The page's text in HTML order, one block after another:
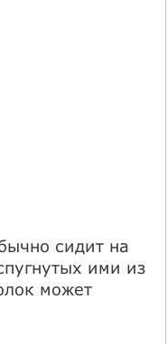
сидит на
ими из
может